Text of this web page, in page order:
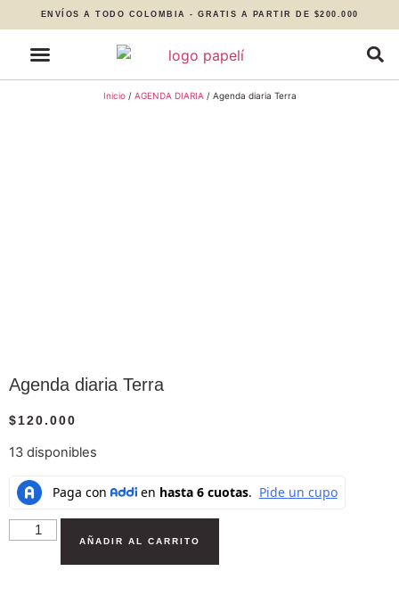
ENVÍOS A TODO COLOMBIA - GRATIS A PARTIR DE $200.000
Inicio/ AGENDA DIARIA / Agenda diaria Terra
Agenda diaria Terra
$120.000
13 disponibles
AÑADIR AL CARRITO